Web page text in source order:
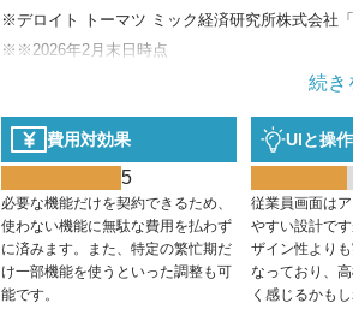
※デロイト トーマツ ミック経済研究所株式会社
※※2026年2月末日時点
続き
費用対効果
5
必要な機能だけを契約できるため、
使わない機能に無駄な費用を払わず
に済みます。また、特定の繁忙期だ
け一部機能を使うといった調整も可
能です。
UIと操
従業員画面は
やすい設計で
ザイン性より
なっており、
く感じるかもし